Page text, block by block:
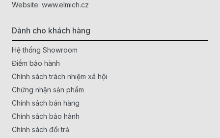
Website: www.elmich.cz
Dành cho khách hàng
Hệ thống Showroom
Điểm bảo hành
Chính sách trách nhiệm xã hội
Chứng nhận sản phẩm
Chính sách bán hàng
Chính sách bảo hành
Chính sách đổi trả